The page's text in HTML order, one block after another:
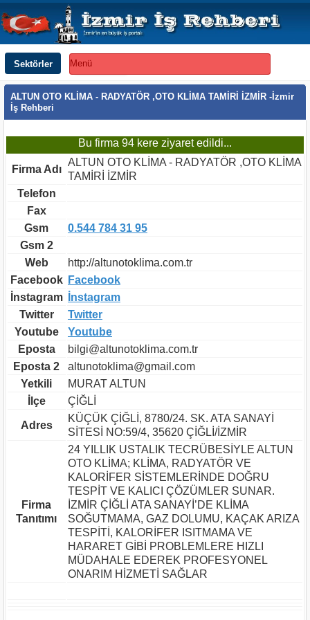
Sektörler Menü
ALTUN OTO KLİMA - RADYATÖR ,OTO KLİMA TAMİRİ İZMİR -İzmir
İş Rehberi
Bu firma 94 kere ziyaret edildi...
Firma Adı
ALTUN OTO KLİMA - RADYATÖR ,OTO KLİMA
TAMİRİ İZMİR
Telefon
Fax
Gsm
0.544 784 31 95
Gsm 2
Web
http://altunotoklima.com.tr
Facebook Facebook
İnstagram
İnstagram
Twitter
Twitter
Youtube
Youtube
Eposta
bilgi@altunotoklima.com.tr
Eposta 2
altunotoklima@gmail.com
Yetkili
MURAT ALTUN
İlçe
ÇİĞLİ
Adres
KÜÇÜK ÇİĞLİ, 8780/24. SK. ATA SANAYİ
SİTESİ NO:59/4, 35620 ÇİĞLİ/İZMİR
Firma
Tanıtımı
24 YILLIK USTALIK TECRÜBESİYLE ALTUN
OTO KLİMA; KLİMA, RADYATÖR VE
KALORİFER SİSTEMLERİNDE DOĞRU
TESPİT VE KALICI ÇÖZÜMLER SUNAR.
İZMİR ÇİĞLİ ATA SANAYİ’DE KLİMA
SOĞUTMAMA, GAZ DOLUMU, KAÇAK ARIZA
TESPİTİ, KALORİFER ISITMAMA VE
HARARET GİBİ PROBLEMLERE HIZLI
MÜDAHALE EDEREK PROFESYONEL
ONARIM HİZMETİ SAĞLAR